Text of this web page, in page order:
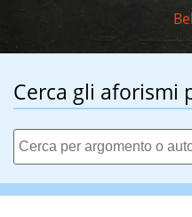
Cerca gli aforismi